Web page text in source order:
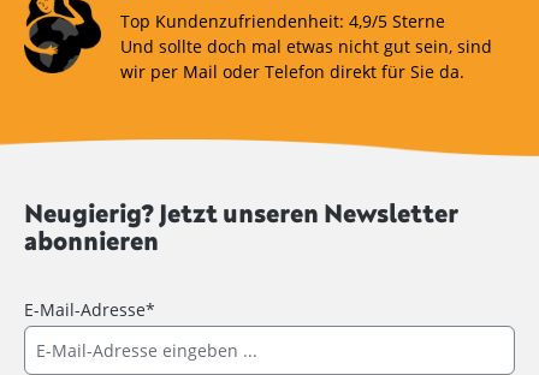
Top Kundenzufriendenheit: 4,9/5 Sterne
Und sollte doch mal etwas nicht gut sein, sind
wir per Mail oder Telefon direkt für Sie da.
Neugierig? Jetzt unseren Newsletter
abonnieren
E-Mail-Adresse*